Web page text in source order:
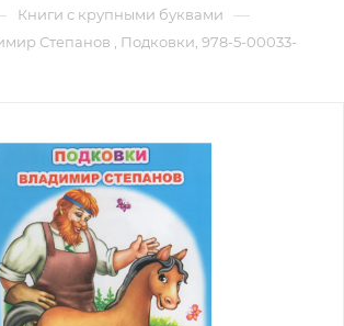
Книги с крупными буквами —
Степанов , Подковки, 978-5-00033-